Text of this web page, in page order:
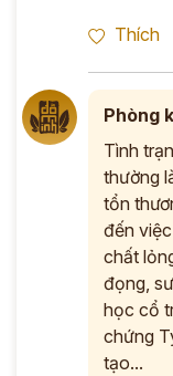
Thích
Phòng
Tình
thường
tổn
đến
chất
đọng,
học cổ
chứng
tạo...